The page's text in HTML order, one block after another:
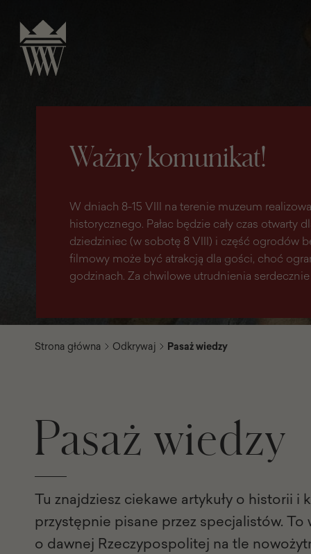
Ważny komunikat!
W dniach 8-15 VIII na terenie muzeum
historycznego. Pałac będzie cały czas otwarty
dziedziniec (w sobotę 8 VIII) i część ogrodów
filmowy może być atrakcją dla gości, choć
godzinach. Za chwilowe utrudnienia serdecznie
Strona główna Odkrywaj Pasaż wiedzy
Pasaż wiedzy
Tu znajdziesz ciekawe artykuły o historii i
przystępnie pisane przez specjalistów. To
o dawnej Rzeczypospolitej na tle